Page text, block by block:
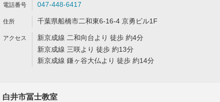
047-448-6417
千葉県船橋市二和東6-16-4 京勇ビル1F
新京成線 二和向台より 徒歩 約4分
新京成線 三咲より 徒歩 約13分
新京成線 鎌ヶ谷大仏より 徒歩 約14分
白井市冨士教室